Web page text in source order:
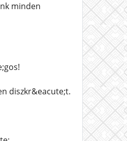
minden
diszkr&eacute;t.